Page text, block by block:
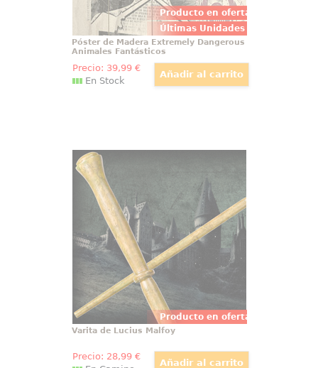
Producto en oferta
Últimas Unidades
Póster de Madera Extremely Dangerous
Animales Fantásticos
Precio: 39,99€
En Stock
Producto en oferta
Espectacular réplica oficial de la
varita de Lucius Malfoy con
motivo de la película Harry Potter,
Las Reliquias de la Muerte (Harry
Potter and the Deathly Hollow).
Viene en caja de regalo.
Varita de Lucius Malfoy
Precio: 28,99€